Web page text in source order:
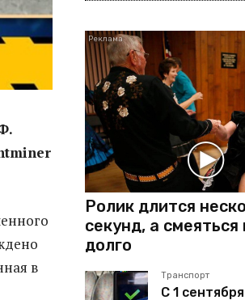
в
Ролик длится
секунд, а
долго
Транспорт
С 1